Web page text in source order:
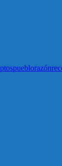
pueblorazón